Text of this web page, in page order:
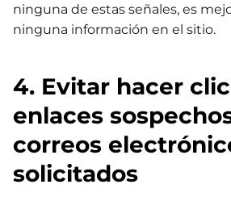
ninguna de estas señales, es
ninguna información en el sitio.
4. Evitar hacer
enlaces
correos
solicitados